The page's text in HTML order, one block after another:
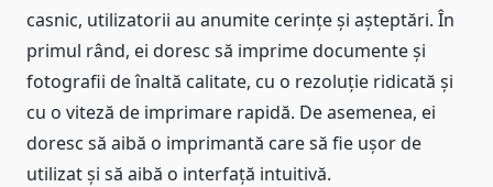
casnic, utilizatorii au anumite cerințe și așteptări. În
primul rând, ei doresc să imprime documente și
fotografii de înaltă calitate, cu o rezoluție ridicată și
cu o viteză de imprimare rapidă. De asemenea, ei
doresc să aibă o imprimantă care să fie ușor de
utilizat și să aibă o interfață intuitivă.